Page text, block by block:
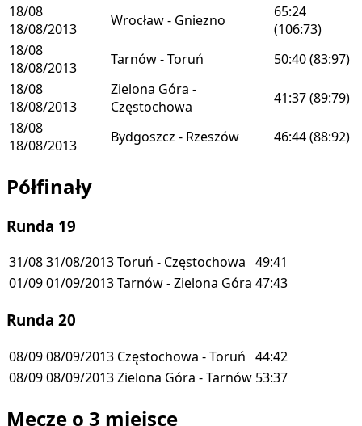
18/08
18/08/2013
Wrocław - Gniezno
65:24
(106:73)
18/08
18/08/2013
Tarnów - Toruń 50:40(83:97)
18/08
18/08/2013
Zielona Góra -
Częstochowa
41:37(89:79)
18/08
18/08/2013
Bydgoszcz - Rzeszów 46:44(88:92)
Półfinały
Runda 19
31/0831/08/2013Toruń - Częstochowa 49:41
01/0901/09/2013Tarnów - Zielona Góra 47:43
Runda 20
08/0908/09/2013 Częstochowa - Toruń 44:42
08/0908/09/2013Zielona Góra - Tarnów 53:37
Mecze o 3 miejsce